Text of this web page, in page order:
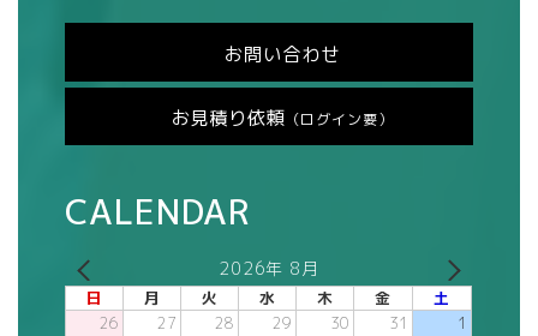
お問い合わせ
お見積り依頼 （ログイン要）
CALENDAR
2026年 8月
日 月 火 水 木 金 土
26 27 28 29 30 31 1